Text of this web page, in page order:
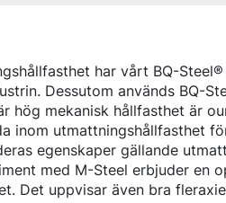
(SP-STÅNG)
ÄMNEN
OCH ÅTERVUNNET
har vårt BQ-
Dessutom används BQ-
hög mekanisk hållfasthet är
inom utmattningshållfasthet
egenskaper gällande
med M-Steel erbjuder en
Det uppvisar även bra